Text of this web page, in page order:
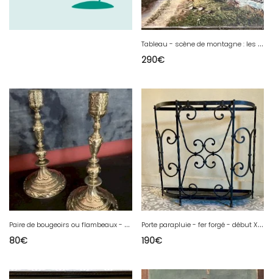
T
ableau - scène de montagne : les alpes - Elie Janin
290€
P
aire de bougeoirs ou flambeaux - bronze doré.
80€
P
orte parapluie - fer forgé - début XXe
190€